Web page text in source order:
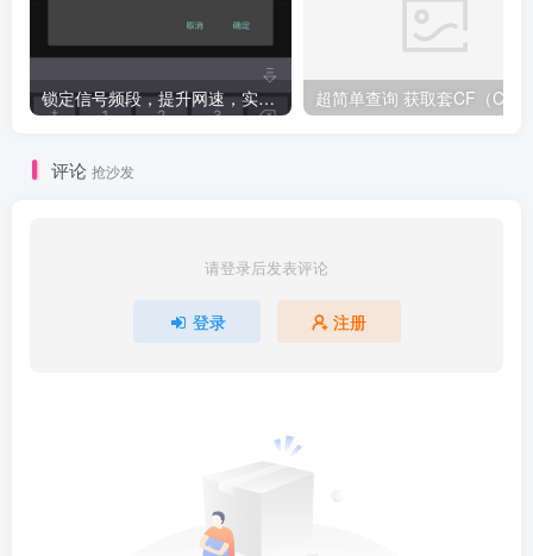
锁定信号频段，提升网速，实测有效（必须root）
评论 抢沙发
请登录后发表评论
登录 注册